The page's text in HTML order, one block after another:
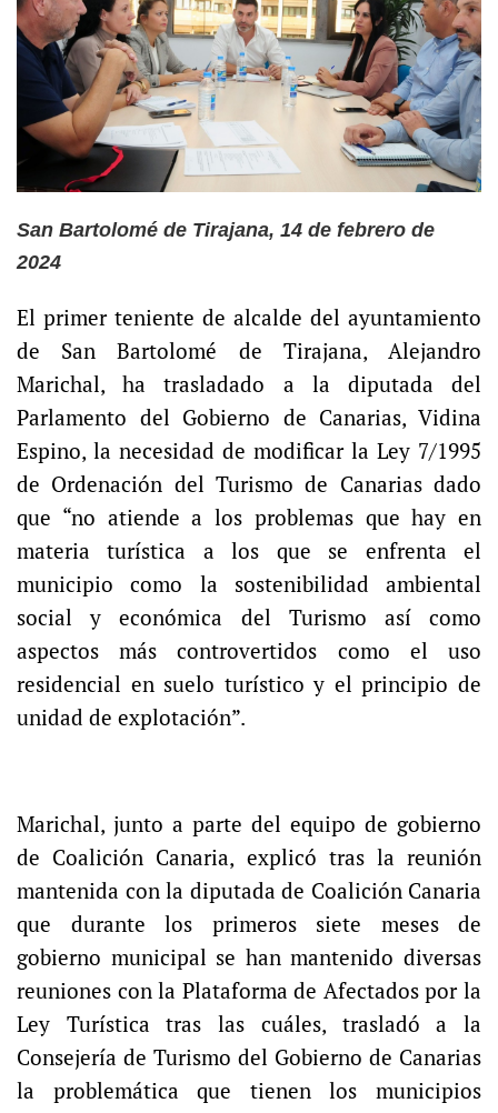
San Bartolomé de Tirajana, 14 de febrero de
2024
El primer teniente de alcalde del ayuntamiento
de San Bartolomé de Tirajana, Alejandro
Marichal, ha trasladado a la diputada del
Parlamento del Gobierno de Canarias, Vidina
Espino, la necesidad de modificar la Ley 7/1995
de Ordenación del Turismo de Canarias dado
que “no atiende a los problemas que hay en
materia turística a los que se enfrenta el
municipio como la sostenibilidad ambiental
social y económica del Turismo así como
aspectos más controvertidos como el uso
residencial en suelo turístico y el principio de
unidad de explotación”.
Marichal, junto a parte del equipo de gobierno
de Coalición Canaria, explicó tras la reunión
mantenida con la diputada de Coalición Canaria
que durante los primeros siete meses de
gobierno municipal se han mantenido diversas
reuniones con la Plataforma de Afectados por la
Ley Turística tras las cuáles, trasladó a la
Consejería de Turismo del Gobierno de Canarias
la problemática que tienen los municipios